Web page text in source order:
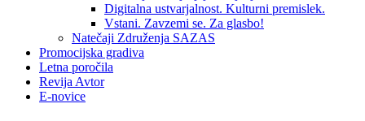
Digitalna ustvarjalnost. Kulturni premislek.
Vstani. Zavzemi se. Za glasbo!
Natečaji Združenja SAZAS
Promocijska gradiva
Letna poročila
Revija Avtor
E-novice